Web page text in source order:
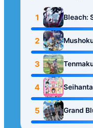
1
Bleach:
Kashin-
2
Ittara
3
4
Season
5 Grand